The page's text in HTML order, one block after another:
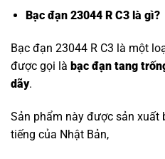
Bạc đạn 23044 R C3 là gì?
Bạc đạn 23044 R C3 là một
được gọi là bạc đạn tang
dãy.
Sản phẩm này được sản xuất
tiếng của Nhật Bản,